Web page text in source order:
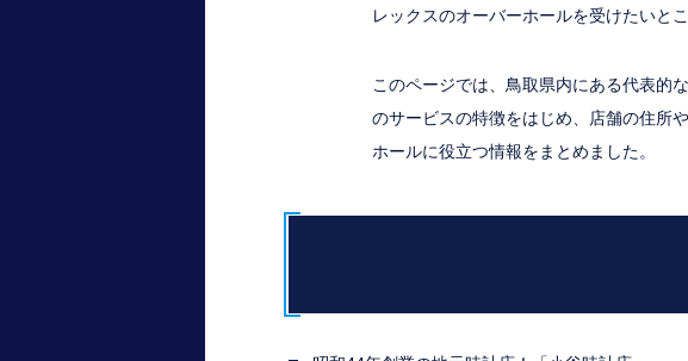
レックスのオーバーホールを受けたいとこ
このページでは、鳥取県内にある代表的
のサービスの特徴をはじめ、店舗の住所
ホールに役立つ情報をまとめました。